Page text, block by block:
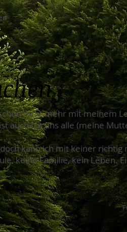
nicht mehr mit meinem
auch für uns alle (meine
kann ich mit keiner
keine Familie, kein Leben.